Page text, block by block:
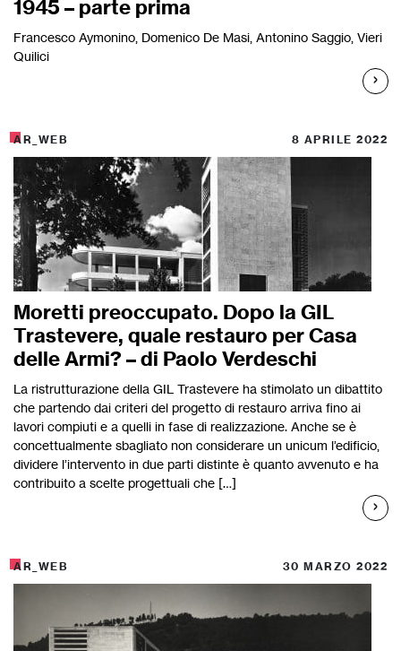
1945 – parte prima
Francesco Aymonino, Domenico De Masi, Antonino Saggio, Vieri
Quilici
AR_WEB 8 APRILE 2022
Moretti preoccupato. Dopo la GIL
Trastevere, quale restauro per Casa
delle Armi? – di Paolo Verdeschi
La ristrutturazione della GIL Trastevere ha stimolato un dibattito
che partendo dai criteri del progetto di restauro arriva fino ai
lavori compiuti e a quelli in fase di realizzazione. Anche se è
concettualmente sbagliato non considerare un unicum l’edificio,
dividere l’intervento in due parti distinte è quanto avvenuto e ha
contribuito a scelte progettuali che […]
AR_WEB 30 MARZO 2022